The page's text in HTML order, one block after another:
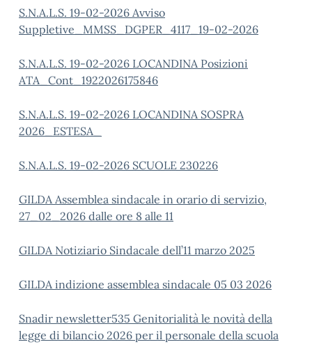
S.N.A.L.S. 19-02-2026 Avviso
Suppletive_MMSS_DGPER_4117_19-02-2026
S.N.A.L.S. 19-02-2026 LOCANDINA Posizioni
ATA_Cont_1922026175846
S.N.A.L.S. 19-02-2026 LOCANDINA SOSPRA
2026_ESTESA_
S.N.A.L.S. 19-02-2026 SCUOLE 230226
GILDA Assemblea sindacale in orario di servizio,
27_02_2026 dalle ore 8 alle 11
GILDA Notiziario Sindacale dell’11 marzo 2025
GILDA indizione assemblea sindacale 05 03 2026
Snadir newsletter535 Genitorialità le novità della
legge di bilancio 2026 per il personale della scuola